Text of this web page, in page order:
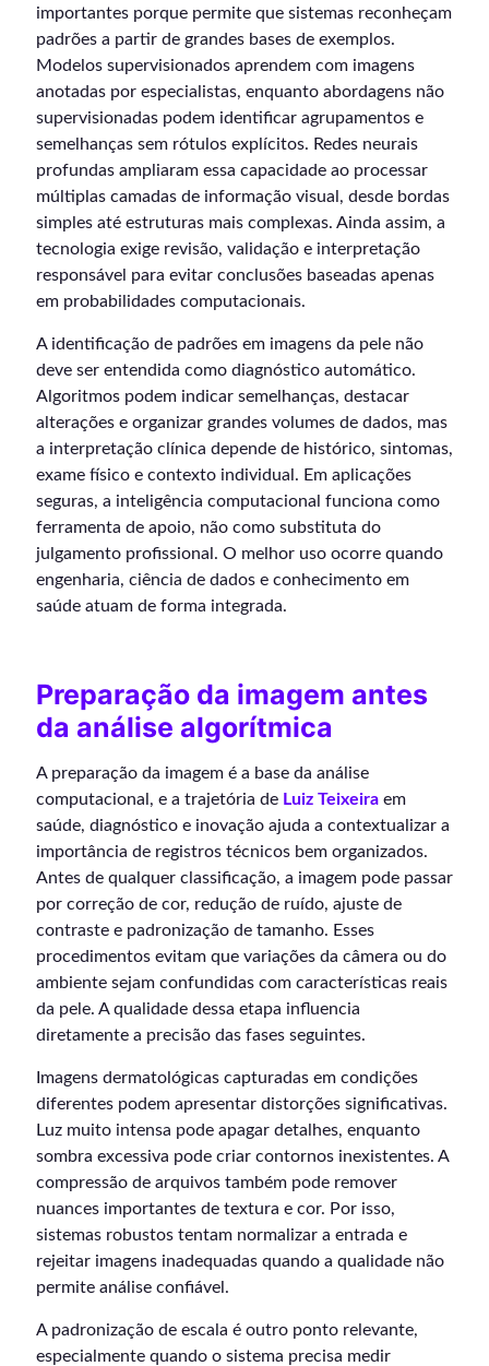
importantes porque permite que sistemas reconheçam
padrões a partir de grandes bases de exemplos.
Modelos supervisionados aprendem com imagens
anotadas por especialistas, enquanto abordagens não
supervisionadas podem identificar agrupamentos e
semelhanças sem rótulos explícitos. Redes neurais
profundas ampliaram essa capacidade ao processar
múltiplas camadas de informação visual, desde bordas
simples até estruturas mais complexas. Ainda assim, a
tecnologia exige revisão, validação e interpretação
responsável para evitar conclusões baseadas apenas
em probabilidades computacionais.
A identificação de padrões em imagens da pele não
deve ser entendida como diagnóstico automático.
Algoritmos podem indicar semelhanças, destacar
alterações e organizar grandes volumes de dados, mas
a interpretação clínica depende de histórico, sintomas,
exame físico e contexto individual. Em aplicações
seguras, a inteligência computacional funciona como
ferramenta de apoio, não como substituta do
julgamento profissional. O melhor uso ocorre quando
engenharia, ciência de dados e conhecimento em
saúde atuam de forma integrada.
Preparação da imagem antes
da análise algorítmica
A preparação da imagem é a base da análise
computacional, e a trajetória de Luiz Teixeira em
saúde, diagnóstico e inovação ajuda a contextualizar a
importância de registros técnicos bem organizados.
Antes de qualquer classificação, a imagem pode passar
por correção de cor, redução de ruído, ajuste de
contraste e padronização de tamanho. Esses
procedimentos evitam que variações da câmera ou do
ambiente sejam confundidas com características reais
da pele. A qualidade dessa etapa influencia
diretamente a precisão das fases seguintes.
Imagens dermatológicas capturadas em condições
diferentes podem apresentar distorções significativas.
Luz muito intensa pode apagar detalhes, enquanto
sombra excessiva pode criar contornos inexistentes. A
compressão de arquivos também pode remover
nuances importantes de textura e cor. Por isso,
sistemas robustos tentam normalizar a entrada e
rejeitar imagens inadequadas quando a qualidade não
permite análise confiável.
A padronização de escala é outro ponto relevante,
especialmente quando o sistema precisa medir